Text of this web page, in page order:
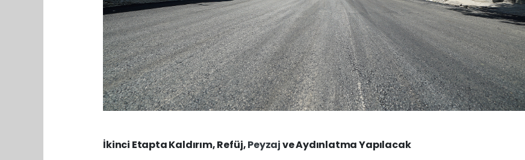
İkinci Etapta Kaldırım, Refüj,Peyzajve Aydınlatma Yapılacak